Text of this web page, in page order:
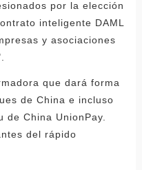
por la elección
inteligente DAML
y asociaciones
que dará forma
de China e incluso
de China UnionPay.
del rápido